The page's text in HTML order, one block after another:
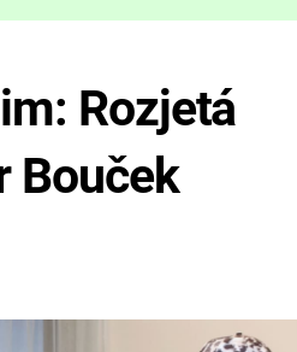
Rozjetá
Bouček